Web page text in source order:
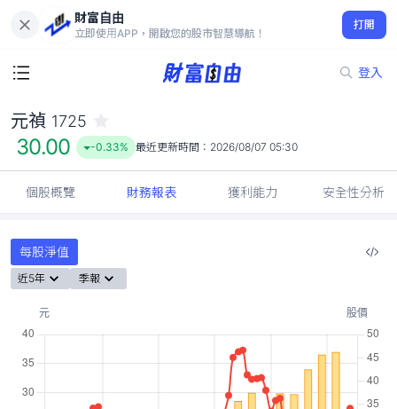
財富自由
立即使用APP，開啟您的股市智慧導航！
打開
登入
30.00
-0.33%
元禎 1725
30.00 -0.33% 最近更新時間： 2026/08/07 05:30
個股概覽 財務報表 獲利能力 安全性分析
每股淨值
近5年 季報